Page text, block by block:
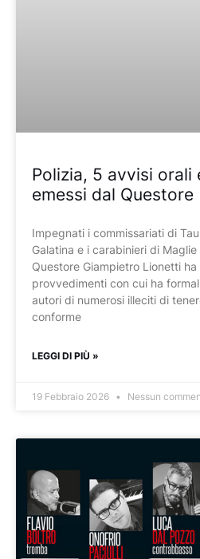
Polizia, 5 avvisi orali
emessi dal Questore
Impegnati i commissariati di
Galatina e i carabinieri di Maglie
Questore Giampietro Lionetti
provvedimenti con cui ha
autori di numerosi illeciti di
conforme
LEGGI DI PIÙ »
19 Febbraio 2026 Nessun